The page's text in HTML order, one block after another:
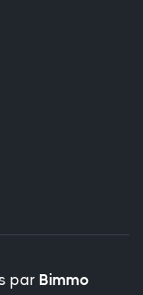
par Bimmo